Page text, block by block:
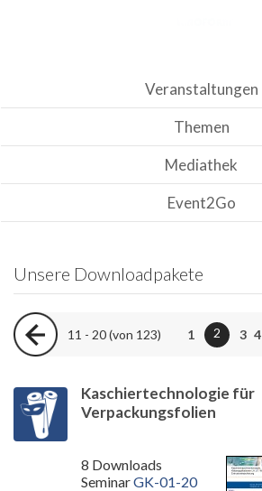
Veranstaltungen
Themen
Mediathek
Event2Go
Unsere Downloadpakete
11 - 20 (von 123) 1 2 3 4
Kaschiertechnologie für
Verpackungsfolien
8 Downloads
SeminarGK-01-20